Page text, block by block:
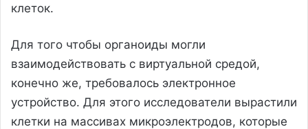
клеток.
Для того чтобы органоиды могли
взаимодействовать с виртуальной средой,
конечно же, требовалось электронное
устройство. Для этого исследователи вырастили
клетки на массивах микроэлектродов, которые